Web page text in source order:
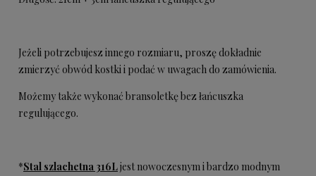
Jeżeli potrzebujesz innego rozmiaru, proszę dokładnie
zmierzyć obwód kostki i podać w uwagach do zamówienia.
Możemy także wykonać bransoletkę bez łańcuszka
regulującego.
*Stal szlachetna 316Ljest nowoczesnym i bardzo modnym